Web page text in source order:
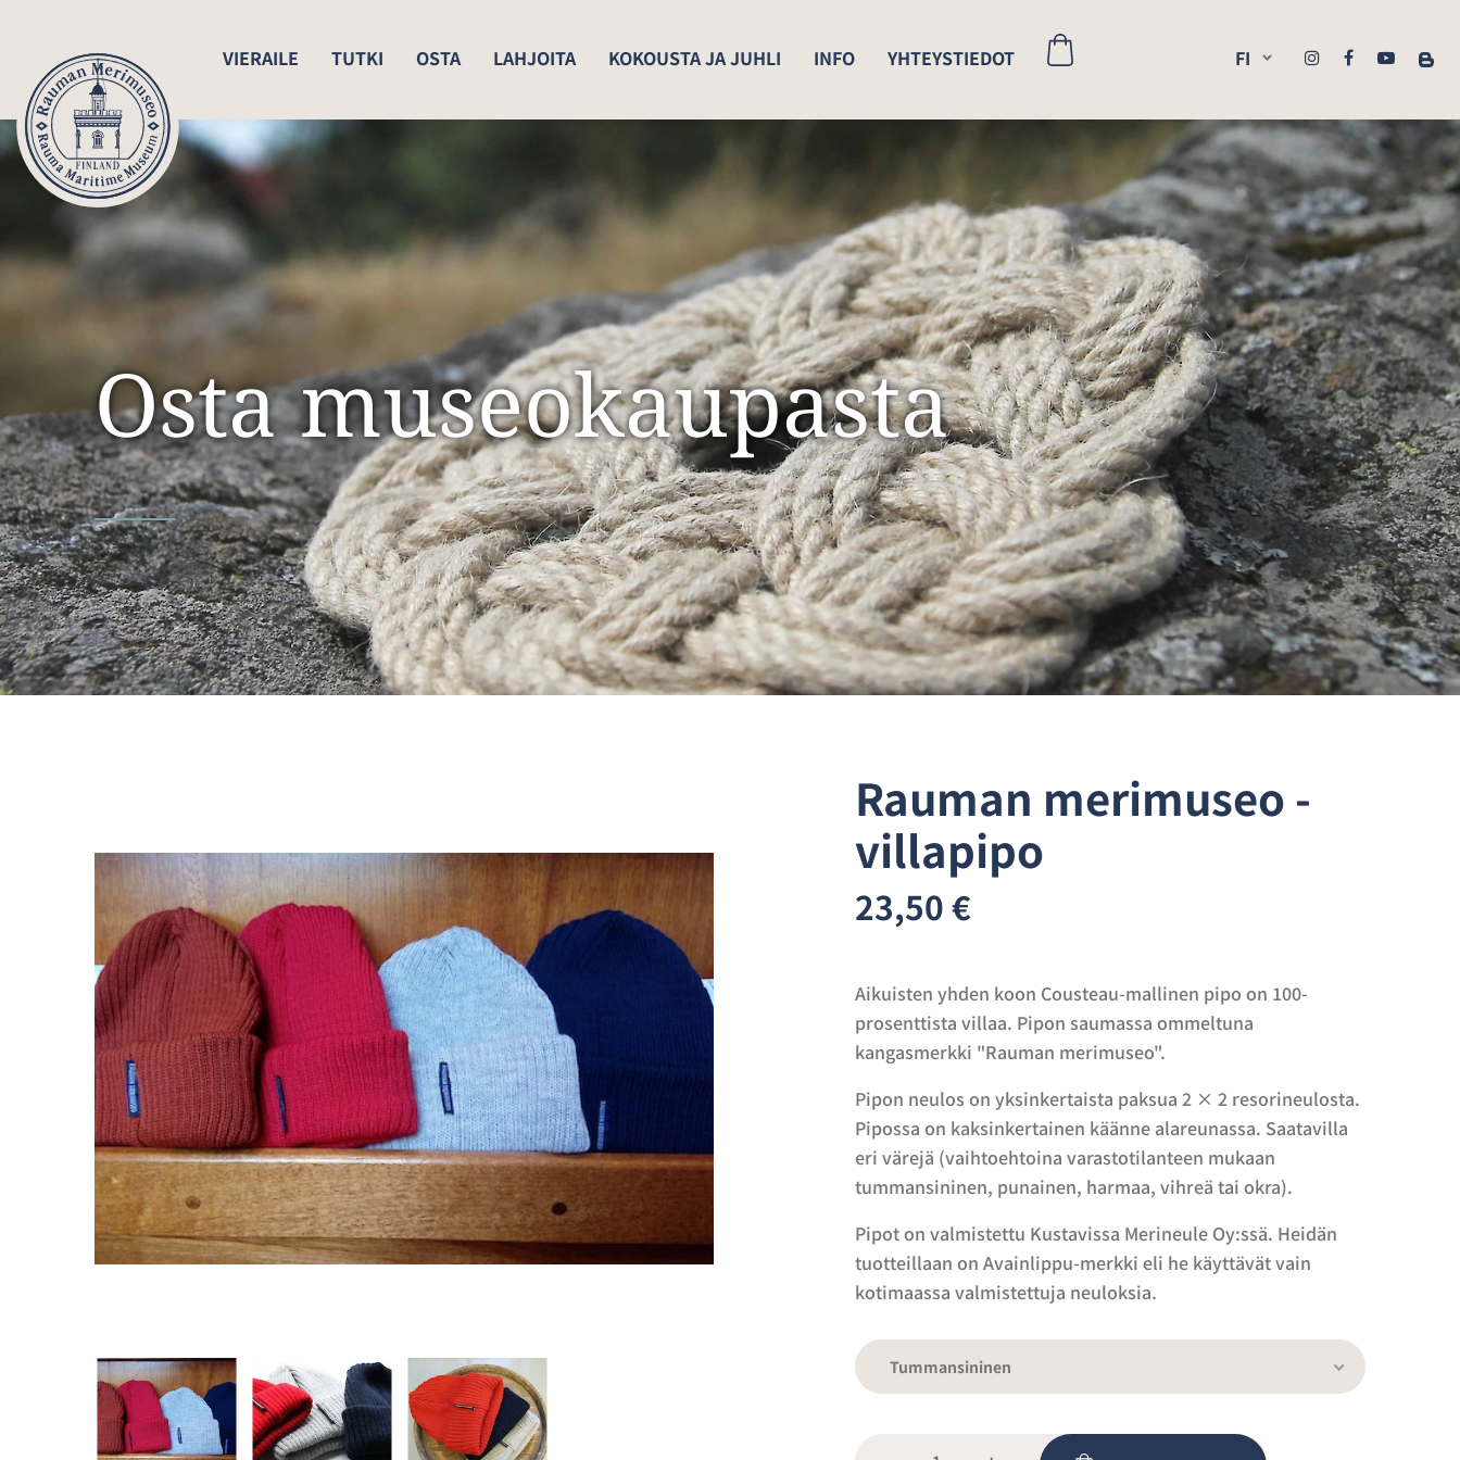
VIERAILE TUTKI OSTA LAHJOITA KOKOUSTA JA JUHLI INFO YHTEYSTIEDOT FI
Osta museokaupasta
Rauman merimuseo -
villapipo
23,50 €
Aikuisten yhden koon Cousteau-mallinen pipo on 100-
prosenttista villaa. Pipon saumassa ommeltuna
kangasmerkki "Rauman merimuseo".
Pipon neulos on yksinkertaista paksua 2 × 2 resorineulosta.
Pipossa on kaksinkertainen käänne alareunassa. Saatavilla
eri värejä (vaihtoehtoina varastotilanteen mukaan
tummansininen, punainen, harmaa, vihreä tai okra).
Pipot on valmistettu Kustavissa Merineule Oy:ssä. Heidän
tuotteillaan on Avainlippu-merkki eli he käyttävät vain
kotimaassa valmistettuja neuloksia.
Tummansininen